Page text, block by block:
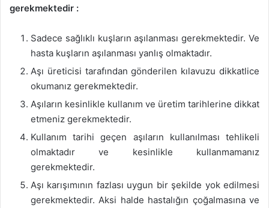
gerekmektedir :
Sadece sağlıklı kuşların aşılanması gerekmektedir. Ve
hasta kuşların aşılanması yanlış olmaktadır.
Aşı üreticisi tarafından gönderilen kılavuzu dikkatlice
okumanız gerekmektedir.
Aşıların kesinlikle kullanım ve üretim tarihlerine dikkat
etmeniz gerekmektedir.
Kullanım tarihi geçen aşıların kullanılması tehlikeli
olmaktadır ve kesinlikle kullanmamanız
gerekmektedir.
Aşı karışımının fazlası uygun bir şekilde yok edilmesi
gerekmektedir. Aksi halde hastalığın çoğalmasına ve